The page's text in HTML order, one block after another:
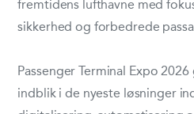
fremtidens lufthavne med
sikkerhed og forbedrede
Passenger Terminal Expo
indblik i de nyeste løsninger